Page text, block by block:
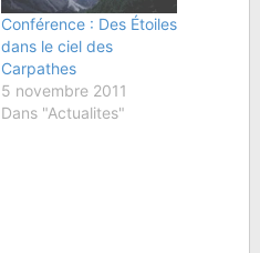
Conférence : Des Étoiles
dans le ciel des
Carpathes
5 novembre 2011
Dans "Actualites"